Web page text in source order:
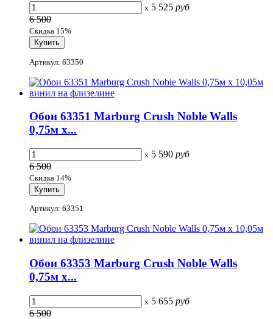
x 5 525 руб
6 500
Скидка 15%
Артикул: 63350
Обои 63351 Marburg Crush Noble Walls
0,75м x...
x 5 590 руб
6 500
Скидка 14%
Артикул: 63351
Обои 63353 Marburg Crush Noble Walls
0,75м x...
x 5 655 руб
6 500